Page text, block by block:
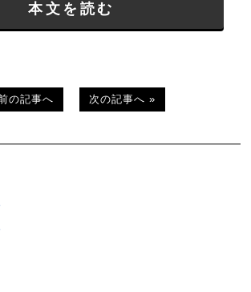
本文を読む
の記事へ 次の記事へ »